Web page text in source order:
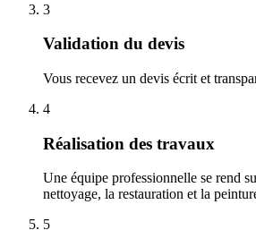
3
Validation du devis
Vous recevez un devis écrit et
4
Réalisation des travaux
Une équipe professionnelle se rend
nettoyage, la restauration et la
5